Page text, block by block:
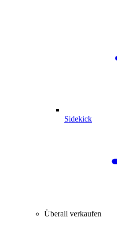
Sidekick
Überall verkaufen